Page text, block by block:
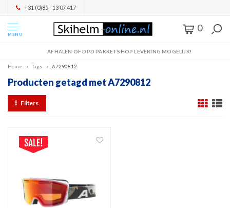
+31 (0)85 - 13 07 417
MENU
0
AFHALEN OF DPD PAKKETSHOP LEVERING MOGELIJK!
Home Tags A7290812
Producten getagd met A7290812
Filters